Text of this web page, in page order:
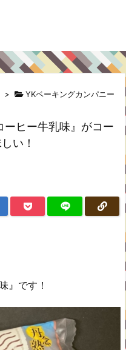
> YKベーキングカンパニー
ヒー牛乳味』がコー
い！
』です！